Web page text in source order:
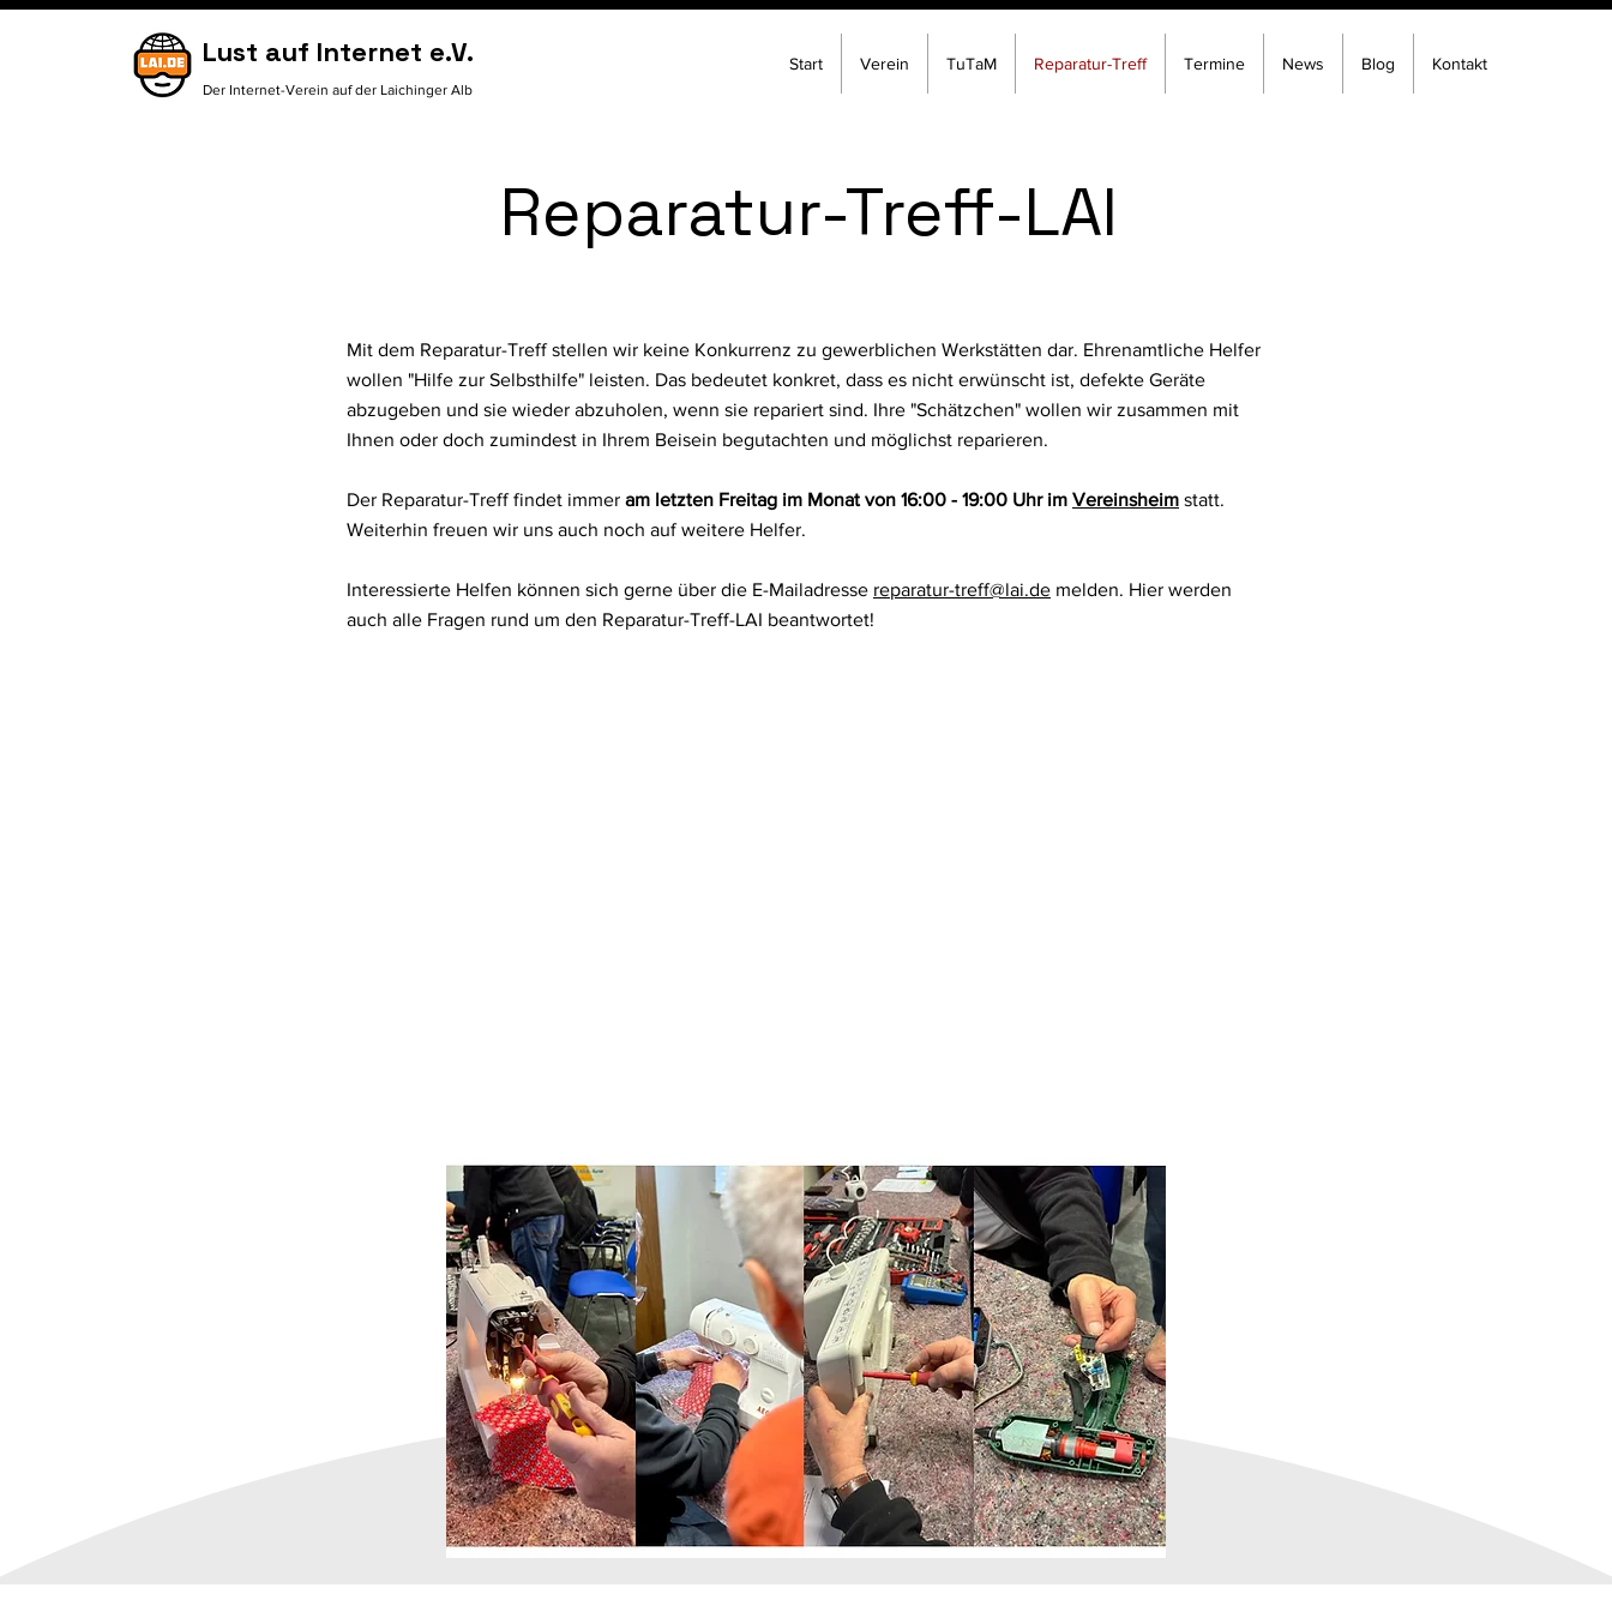
Lust auf Internet e.V.
Der Internet-Verein auf der Laichinger Alb
Start Verein TuTaM Reparatur-Treff Termine News Blog Kontakt
Reparatur-Treff-LAI
​Mit dem Reparatur-Treff stellen wir keine Konkurrenz zu gewerblichen Werkstätten dar. Ehrenamtliche Helfer
wollen "Hilfe zur Selbsthilfe" leisten. Das bedeutet konkret, dass es nicht erwünscht ist, defekte Geräte
abzugeben und sie wieder abzuholen, wenn sie repariert sind. Ihre "Schätzchen" wollen wir zusammen mit
Ihnen oder doch zumindest in Ihrem Beisein begutachten und möglichst reparieren.
Der Reparatur-Treff findet immer am letzten Freitag im Monat von 16:00 - 19:00 Uhr im Vereinsheim statt.
Weiterhin freuen wir uns auch noch auf weitere Helfer.
Interessierte Helfen können sich gerne über die E-Mailadresse reparatur-treff@lai.de melden. Hier werden
auch alle Fragen rund um den Reparatur-Treff-LAI beantwortet!